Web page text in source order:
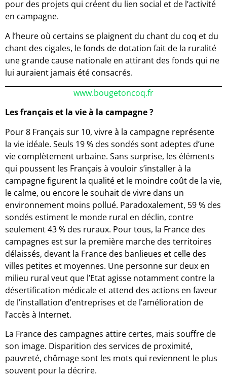
pour des projets qui créent du lien social et de l’activité
en campagne.
A l’heure où certains se plaignent du chant du coq et du
chant des cigales, le fonds de dotation fait de la ruralité
une grande cause nationale en attirant des fonds qui ne
lui auraient jamais été consacrés.
www.bougetoncoq.fr
Les français et la vie à la campagne ?
Pour 8 Français sur 10, vivre à la campagne représente
la vie idéale. Seuls 19 % des sondés sont adeptes d’une
vie complètement urbaine. Sans surprise, les éléments
qui poussent les Français à vouloir s’installer à la
campagne figurent la qualité et le moindre coût de la vie,
le calme, ou encore le souhait de vivre dans un
environnement moins pollué. Paradoxalement, 59 % des
sondés estiment le monde rural en déclin, contre
seulement 43 % des ruraux. Pour tous, la France des
campagnes est sur la première marche des territoires
délaissés, devant la France des banlieues et celle des
villes petites et moyennes. Une personne sur deux en
milieu rural veut que l’Etat agisse notamment contre la
désertification médicale et attend des actions en faveur
de l’installation d’entreprises et de l’amélioration de
l’accès à Internet.
La France des campagnes attire certes, mais souffre de
son image. Disparition des services de proximité,
pauvreté, chômage sont les mots qui reviennent le plus
souvent pour la décrire.